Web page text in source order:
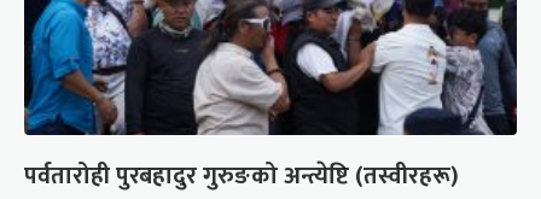
पर्वतारोही पुरबहादुर गुरुङको अन्त्येष्टि (तस्वीरहरू)